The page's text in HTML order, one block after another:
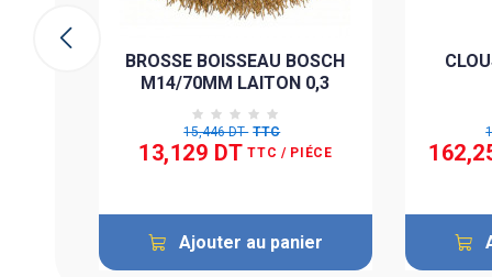
BROSSE BOISSEAU BOSCH
M14/70MM LAITON 0,3
15,446 DT TTC
13,129 DT TTC / PIÉCE
Ajouter au panier